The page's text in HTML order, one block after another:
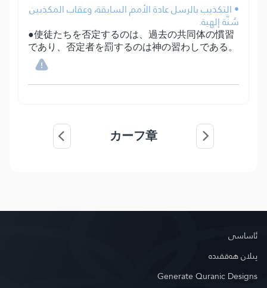
• التكذيب بالرسل عادة الأمم السابقة، وعقاب المكذبين
سُنَّة إلهية.
●使徒たちを否定するのは、過去の共同体の慣習
であり、否定者を罰するのは神の習わしである。
カーフ章
ئاساسى
پىلان ھەققىدە
Generate Quranic Designs